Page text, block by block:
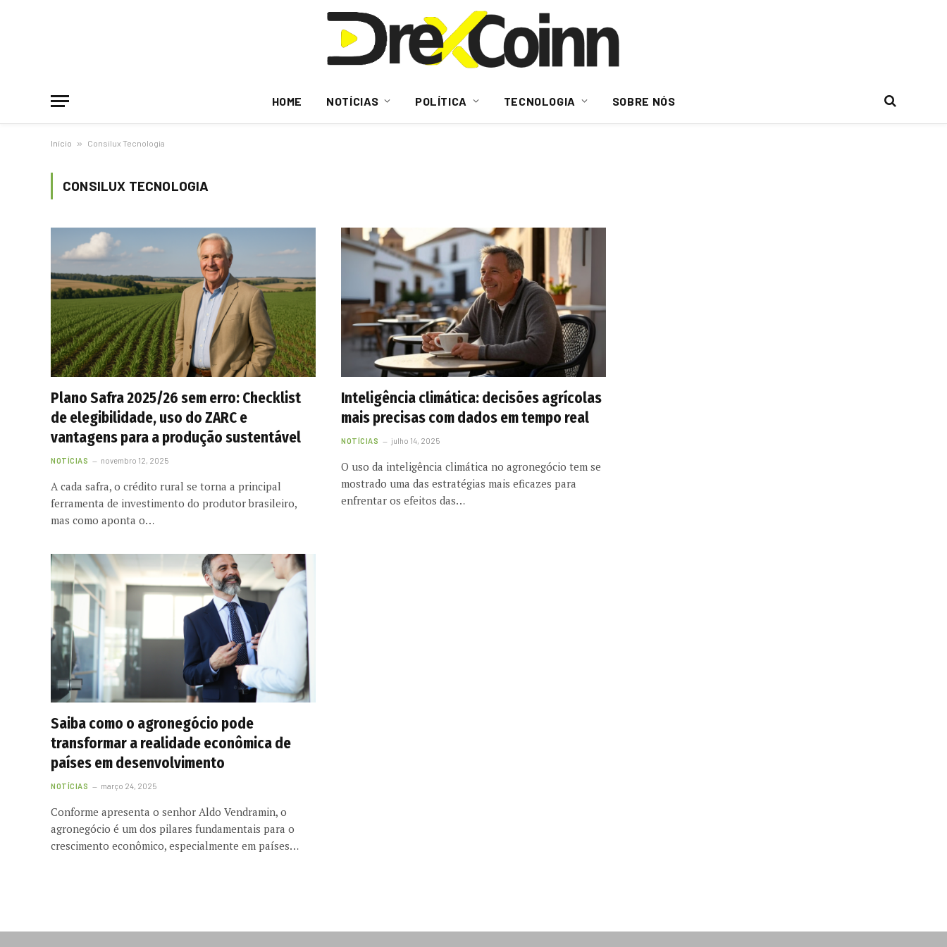
HOME NOTÍCIAS POLÍTICA TECNOLOGIA SOBRE NÓS
Início » Consilux Tecnologia
CONSILUX TECNOLOGIA
Plano Safra 2025/26 sem erro: Checklist
de elegibilidade, uso do ZARC e
vantagens para a produção sustentável
NOTÍCIAS novembro 12, 2025
A cada safra, o crédito rural se torna a principal
ferramenta de investimento do produtor brasileiro,
mas como aponta o…
Inteligência climática: decisões agrícolas
mais precisas com dados em tempo real
NOTÍCIAS julho 14, 2025
O uso da inteligência climática no agronegócio tem se
mostrado uma das estratégias mais eficazes para
enfrentar os efeitos das…
Saiba como o agronegócio pode
transformar a realidade econômica de
países em desenvolvimento
NOTÍCIAS março 24, 2025
Conforme apresenta o senhor Aldo Vendramin, o
agronegócio é um dos pilares fundamentais para o
crescimento econômico, especialmente em países…